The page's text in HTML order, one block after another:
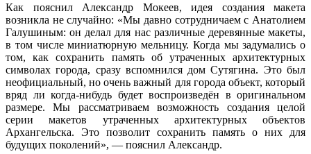
Как пояснил Александр Мокеев, идея создания макета
возникла не случайно: «Мы давно сотрудничаем с Анатолием
Галушиным: он делал для нас различные деревянные макеты,
в том числе миниатюрную мельницу. Когда мы задумались о
том, как сохранить память об утраченных архитектурных
символах города, сразу вспомнился дом Сутягина. Это был
неофициальный, но очень важный для города объект, который
вряд ли когда-нибудь будет воспроизведён в оригинальном
размере. Мы рассматриваем возможность создания целой
серии макетов утраченных архитектурных объектов
Архангельска. Это позволит сохранить память о них для
будущих поколений», — пояснил Александр.